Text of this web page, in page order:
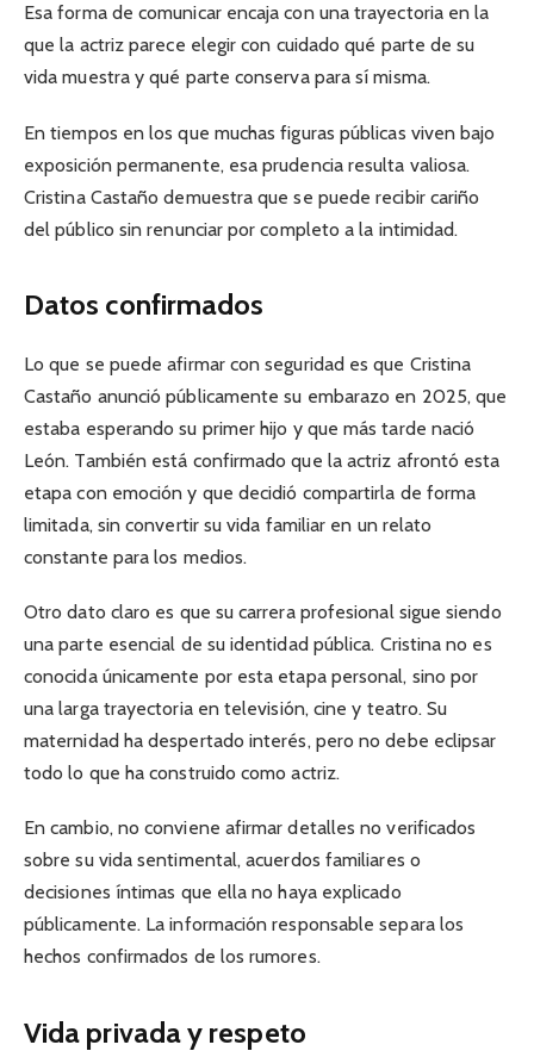
Esa forma de comunicar encaja con una trayectoria en la
que la actriz parece elegir con cuidado qué parte de su
vida muestra y qué parte conserva para sí misma.
En tiempos en los que muchas figuras públicas viven bajo
exposición permanente, esa prudencia resulta valiosa.
Cristina Castaño demuestra que se puede recibir cariño
del público sin renunciar por completo a la intimidad.
Datos confirmados
Lo que se puede afirmar con seguridad es que Cristina
Castaño anunció públicamente su embarazo en 2025, que
estaba esperando su primer hijo y que más tarde nació
León. También está confirmado que la actriz afrontó esta
etapa con emoción y que decidió compartirla de forma
limitada, sin convertir su vida familiar en un relato
constante para los medios.
Otro dato claro es que su carrera profesional sigue siendo
una parte esencial de su identidad pública. Cristina no es
conocida únicamente por esta etapa personal, sino por
una larga trayectoria en televisión, cine y teatro. Su
maternidad ha despertado interés, pero no debe eclipsar
todo lo que ha construido como actriz.
En cambio, no conviene afirmar detalles no verificados
sobre su vida sentimental, acuerdos familiares o
decisiones íntimas que ella no haya explicado
públicamente. La información responsable separa los
hechos confirmados de los rumores.
Vida privada y respeto